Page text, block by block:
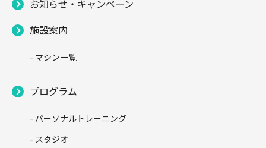
お知らせ・キャンペーン
施設案内
- マシン一覧
プログラム
- パーソナルトレーニング
- スタジオ